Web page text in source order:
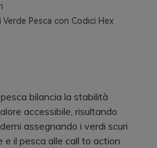
Pesca con Codici Hex
bilancia la stabilità
accessibile, risultando
assegnando i verdi scuri
e il pesca alle call to action